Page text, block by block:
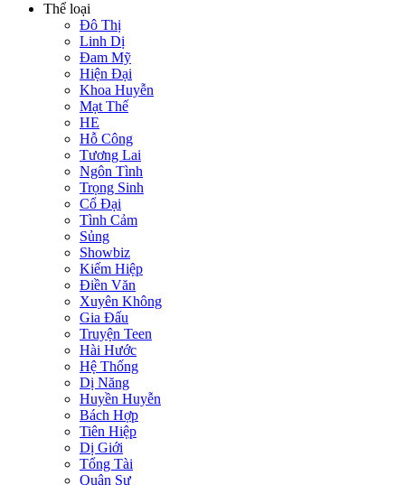
Thể loại
Đô Thị
Linh Dị
Đam Mỹ
Hiện Đại
Khoa Huyễn
Mạt Thế
HE
Hỗ Công
Tương Lai
Ngôn Tình
Trọng Sinh
Cổ Đại
Tình Cảm
Sủng
Showbiz
Kiếm Hiệp
Điền Văn
Xuyên Không
Gia Đấu
Truyện Teen
Hài Hước
Hệ Thống
Dị Năng
Huyền Huyễn
Bách Hợp
Tiên Hiệp
Dị Giới
Tổng Tài
Quân Sự